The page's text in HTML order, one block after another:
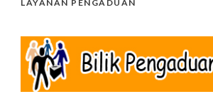
LAYANAN PENGADUAN